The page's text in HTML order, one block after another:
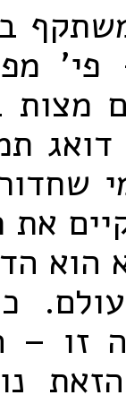
פי'
את
הוא
זו –